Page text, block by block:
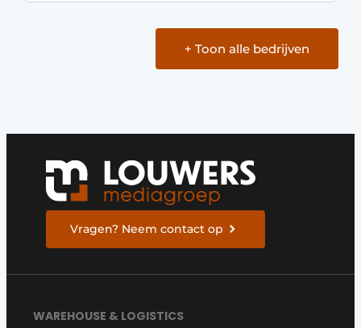
+ Toon alle bedrijven
Vragen? Neem contact op
WAREHOUSE & LOGISTICS